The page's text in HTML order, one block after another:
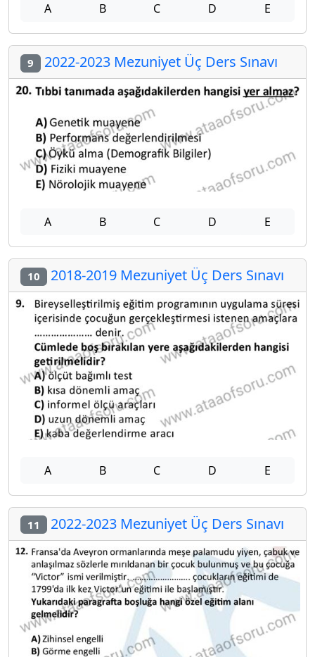
A B C D E
9 2022-2023 Mezuniyet Üç Ders Sınavı
A B C D E
10 2018-2019 Mezuniyet Üç Ders Sınavı
A B C D E
11 2022-2023 Mezuniyet Üç Ders Sınavı